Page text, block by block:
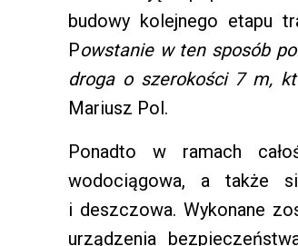
budowy kolejnego etapu
Powstanie w ten sposób
droga o szerokości 7 m,
Mariusz Pol.
Ponadto w ramach
wodociągowa, a także
i deszczowa. Wykonane
urządzenia